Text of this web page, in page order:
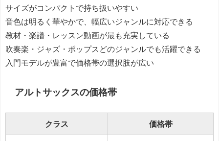
サイズがコンパクトで持ち扱いやすい
音色は明るく華やかで、幅広いジャンルに対応できる
教材・楽譜・レッスン動画が最も充実している
吹奏楽・ジャズ・ポップスどのジャンルでも活躍できる
入門モデルが豊富で価格帯の選択肢が広い
アルトサックスの価格帯
クラス 価格帯